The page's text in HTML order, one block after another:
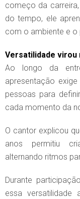
começo da
do tempo, ele
com o ambiente e o
Versatilidade
Ao longo da
apresentação
pessoas para
cada momento da
O cantor explicou
anos permitiu
alternando ritmos
Durante
essa versatilidade